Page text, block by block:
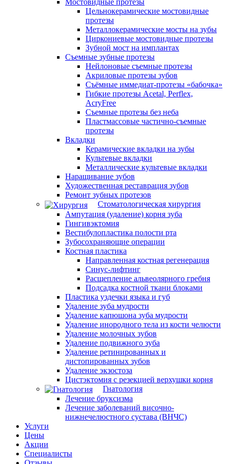
Мостовидные протезы
Цельнокерамические мостовидные
протезы
Металлокерамические мосты на зубы
Циркониевые мостовидные протезы
Зубной мост на имплантах
Съемные зубные протезы
Нейлоновые съемные протезы
Акриловые протезы зубов
Съёмные иммедиат‑протезы «бабочка»
Гибкие протезы Acetal, Perflex,
AcryFree
Съемные протезы без неба
Пластмассовые частично-съемные
протезы
Вкладки
Керамические вкладки на зубы
Культевые вкладки
Металлические культевые вкладки
Наращивание зубов
Художественная реставрация зубов
Ремонт зубных протезов
Стоматологическая хирургия
Ампутация (удаление) корня зуба
Гингивэктомия
Вестибулопластика полости рта
Зубосохраняющие операции
Костная пластика
Направленная костная регенерация
Синус-лифтинг
Расщепление альвеолярного гребня
Подсадка костной ткани блоками
Пластика уздечки языка и губ
Удаление зуба мудрости
Удаление капюшона зуба мудрости
Удаление инородного тела из кости челюсти
Удаление молочных зубов
Удаление подвижного зуба
Удаление ретинированных и
дистопированных зубов
Удаление экзостоза
Цистэктомия с резекцией верхушки корня
Гнатология
Лечение бруксизма
Лечение заболеваний височно-
нижнечелюстного сустава (ВНЧС)
Услуги
Цены
Акции
Специалисты